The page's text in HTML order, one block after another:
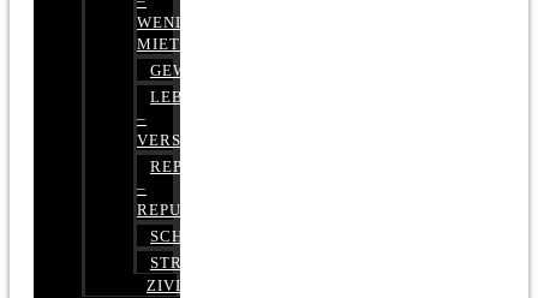
WENIGER
MIETE
GEWERBERECHT
LEBENSVERSICHERUNG
–
VERSICHERUNGSRECHT
REPUTATIONSRECHT
–
REPUTATIONSMANAGEMENT
SCHUFARECHT
STRAFRECHT
ZIVILRECHT